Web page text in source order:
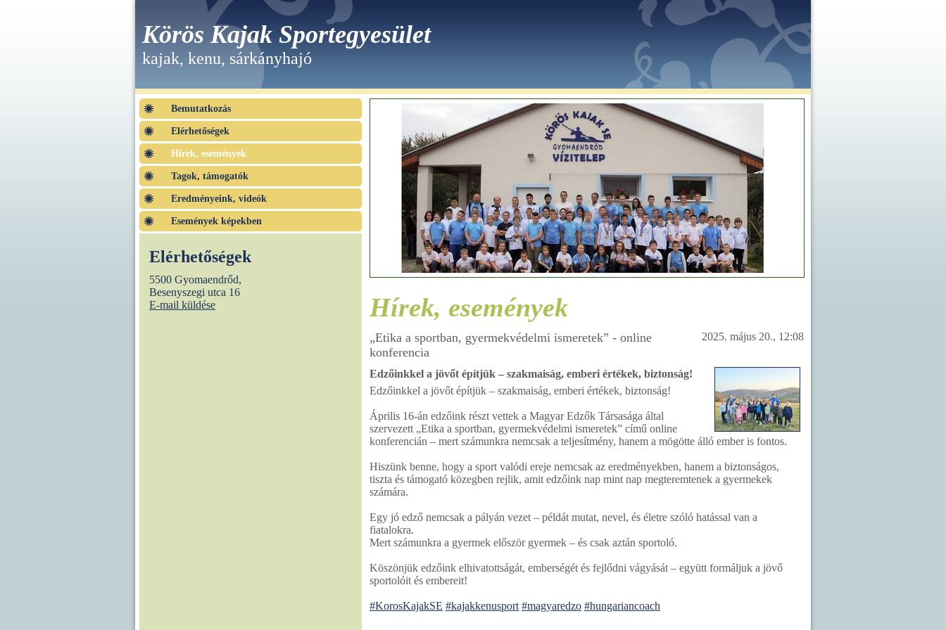
Körös Kajak Sportegyesület
kajak, kenu, sárkányhajó
Bemutatkozás
Elérhetőségek
Hírek, események
Tagok, támogatók
Eredményeink, videók
Események képekben
Elérhetőségek
5500 Gyomaendrőd,
Besenyszegi utca 16
E-mail küldése
Hírek, események
2025. május 20., 12:08
„Etika a sportban, gyermekvédelmi ismeretek” - online
konferencia
Edzőinkkel a jövőt építjük – szakmaiság, emberi értékek, biztonság!
Edzőinkkel a jövőt építjük – szakmaiság, emberi értékek, biztonság!
Április 16-án edzőink részt vettek a Magyar Edzők Társasága által
szervezett „Etika a sportban, gyermekvédelmi ismeretek” című online
konferencián – mert számunkra nemcsak a teljesítmény, hanem a mögötte álló ember is fontos.
Hiszünk benne, hogy a sport valódi ereje nemcsak az eredményekben, hanem a biztonságos,
tiszta és támogató közegben rejlik, amit edzőink nap mint nap megteremtenek a gyermekek
számára.
Egy jó edző nemcsak a pályán vezet – példát mutat, nevel, és életre szóló hatással van a
fiatalokra.
Mert számunkra a gyermek először gyermek – és csak aztán sportoló.
Köszönjük edzőink elhivatottságát, emberségét és fejlődni vágyását – együtt formáljuk a jövő
sportolóit és embereit!
#KorosKajakSE #kajakkenusport #magyaredzo #hungariancoach